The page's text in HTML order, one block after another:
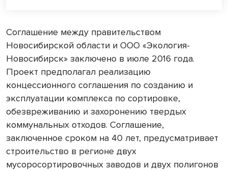
Соглашение между правительством
Новосибирской области и ООО «Экология-
Новосибирск» заключено в июле 2016 года.
Проект предполагал реализацию
концессионного соглашения по созданию и
эксплуатации комплекса по сортировке,
обезвреживанию и захоронению твердых
коммунальных отходов. Соглашение,
заключенное сроком на 40 лет, предусматривает
строительство в регионе двух
мусоросортировочных заводов и двух полигонов